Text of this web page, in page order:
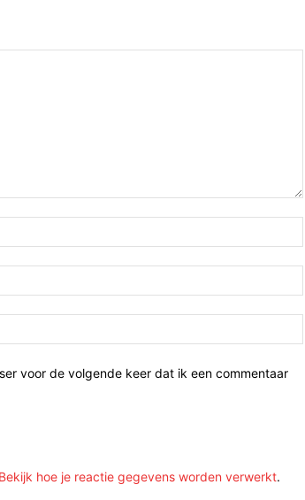
voor de volgende keer dat ik een commentaar
Bekijk hoe je reactie gegevens worden verwerkt.